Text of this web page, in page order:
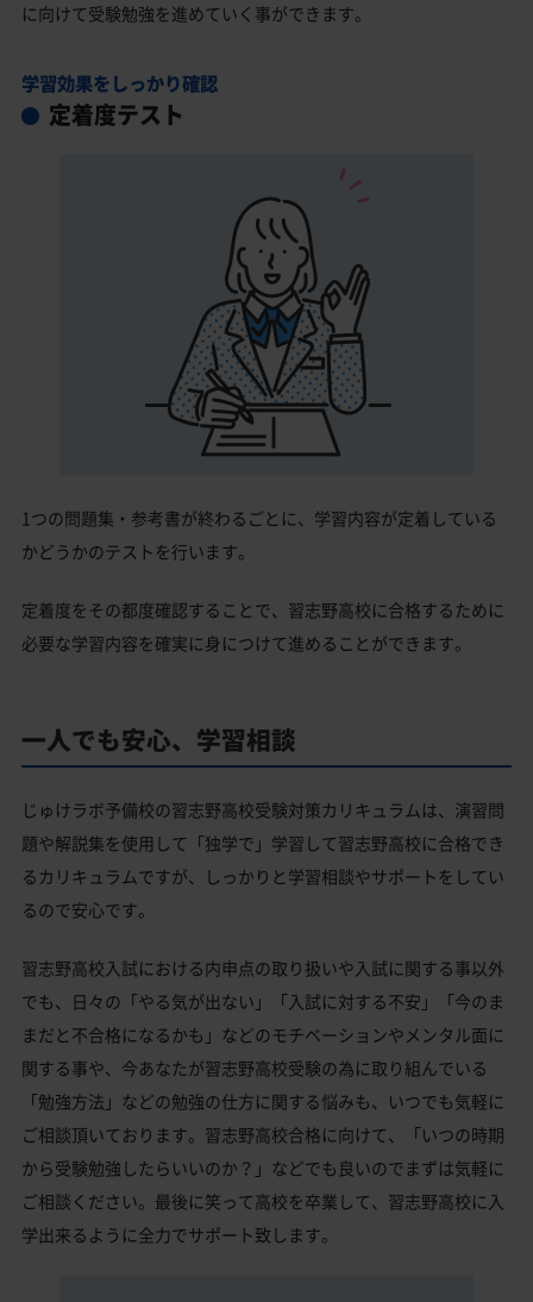
に向けて受験勉強を進めていく事ができます。
学習効果をしっかり確認
定着度テスト
1つの問題集・参考書が終わるごとに、学習内容が定着している
かどうかのテストを行います。
定着度をその都度確認することで、習志野高校に合格するために
必要な学習内容を確実に身につけて進めることができます。
一人でも安心、学習相談
じゅけラボ予備校の習志野高校受験対策カリキュラムは、演習問
題や解説集を使用して「独学で」学習して習志野高校に合格でき
るカリキュラムですが、しっかりと学習相談やサポートをしてい
るので安心です。
習志野高校入試における内申点の取り扱いや入試に関する事以外
でも、日々の「やる気が出ない」「入試に対する不安」「今のま
まだと不合格になるかも」などのモチベーションやメンタル面に
関する事や、今あなたが習志野高校受験の為に取り組んでいる
「勉強方法」などの勉強の仕方に関する悩みも、いつでも気軽に
ご相談頂いております。習志野高校合格に向けて、「いつの時期
から受験勉強したらいいのか？」などでも良いのでまずは気軽に
ご相談ください。最後に笑って高校を卒業して、習志野高校に入
学出来るように全力でサポート致します。